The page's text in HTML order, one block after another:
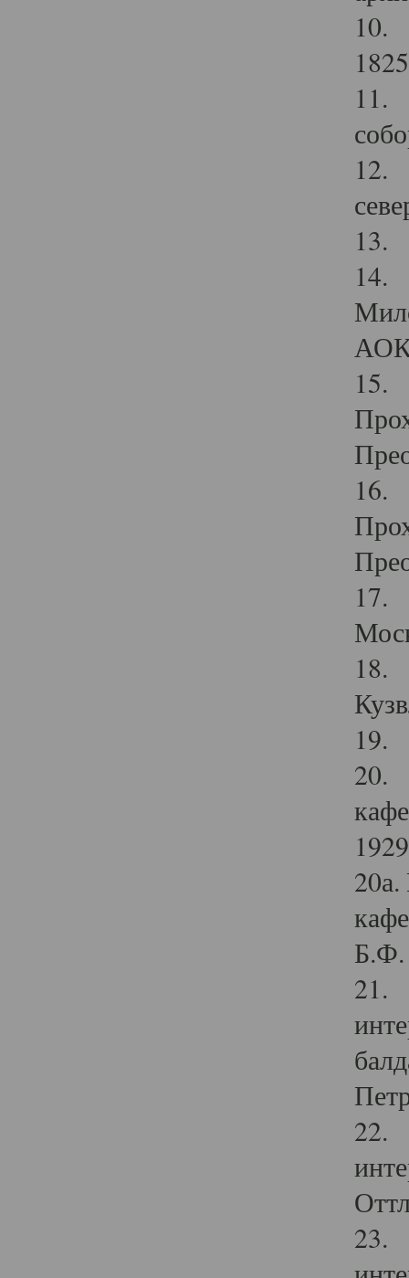
10.
11.
12.
13.
14.
15.
16.
17.
18.
19.
20.
Б.Ф.
21.
22.
23.